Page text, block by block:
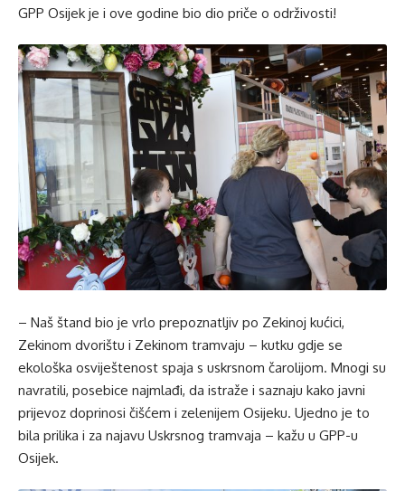
GPP Osijek je i ove godine bio dio priče o održivosti!
– Naš štand bio je vrlo prepoznatljiv po Zekinoj kućici,
Zekinom dvorištu i Zekinom tramvaju – kutku gdje se
ekološka osviještenost spaja s uskrsnom čarolijom. Mnogi su
navratili, posebice najmlađi, da istraže i saznaju kako javni
prijevoz doprinosi čišćem i zelenijem Osijeku. Ujedno je to
bila prilika i za najavu Uskrsnog tramvaja – kažu u GPP-u
Osijek.